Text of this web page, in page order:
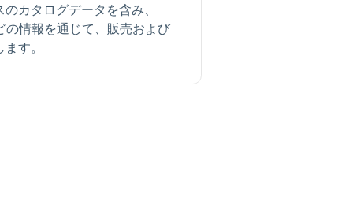
カタログデータを含み、
情報を通じて、販売および
す。